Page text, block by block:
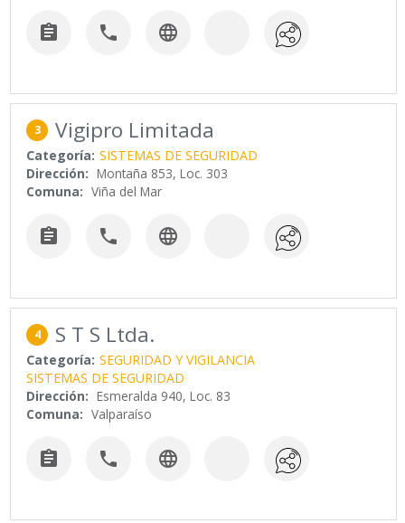
  
3 Vigipro Limitada
Categoría: SISTEMAS DE SEGURIDAD
Dirección: Montaña 853, Loc. 303
Comuna: Viña del Mar
  
4 S T S Ltda.
Categoría: SEGURIDAD Y VIGILANCIA
SISTEMAS DE SEGURIDAD
Dirección: Esmeralda 940, Loc. 83
Comuna: Valparaíso
  